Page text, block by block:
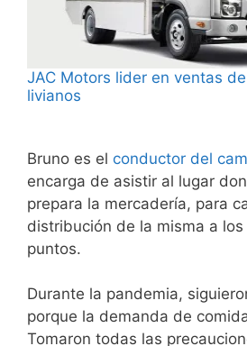
JAC Motors lider en ventas
livianos
Bruno es el conductor del
encarga de asistir al lugar
prepara la mercadería, para
distribución de la misma a
puntos.
Durante la pandemia,
porque la demanda de
Tomaron todas las